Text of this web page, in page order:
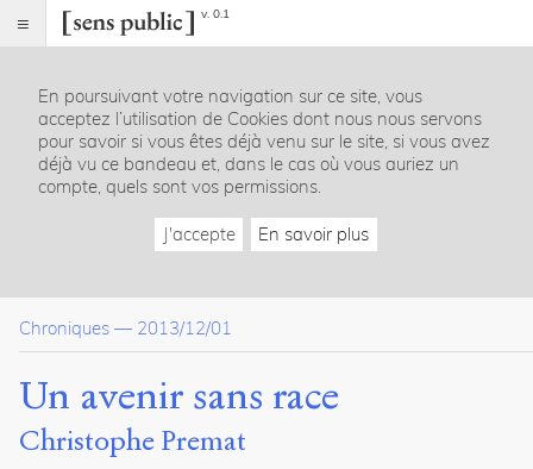
v. 0.1
Index
Article
Notes
Premat,
Christophe.
avenir
race.
En poursuivant votre navigation sur ce site, vous
acceptez l’utilisation de Cookies dont nous nous servons
pour savoir si vous êtes déjà venu sur le site, si vous avez
déjà vu ce bandeau et, dans le cas où vous auriez un
compte, quels sont vos permissions.
J'accepte En savoir plus
Chroniques — 2013/12/01
Un avenir sans race
Christophe Premat